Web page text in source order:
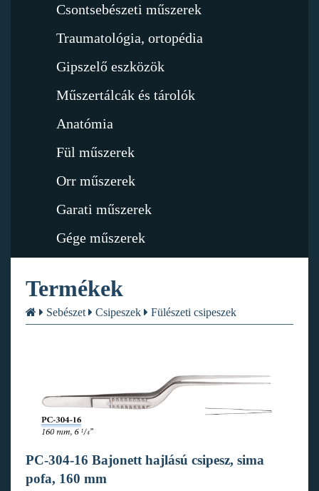
Csontsebészeti műszerek
Traumatológia, ortopédia
Gipszelő eszközök
Műszertálcák és tárolók
Anatómia
Fül műszerek
Orr műszerek
Garati műszerek
Gége műszerek
Termékek
Sebészet Csipeszek Fülészeti csipeszek
PC-304-16 Bajonett hajlású csipesz, sima
pofa, 160 mm